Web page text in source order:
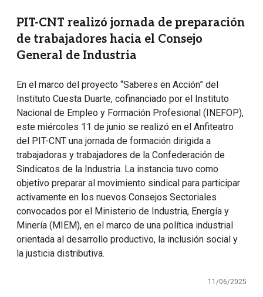
PIT-CNT realizó jornada de preparación
de trabajadores hacia el Consejo
General de Industria
En el marco del proyecto “Saberes en Acción” del
Instituto Cuesta Duarte, cofinanciado por el Instituto
Nacional de Empleo y Formación Profesional (INEFOP),
este miércoles 11 de junio se realizó en el Anfiteatro
del PIT-CNT una jornada de formación dirigida a
trabajadoras y trabajadores de la Confederación de
Sindicatos de la Industria. La instancia tuvo como
objetivo preparar al movimiento sindical para participar
activamente en los nuevos Consejos Sectoriales
convocados por el Ministerio de Industria, Energía y
Minería (MIEM), en el marco de una política industrial
orientada al desarrollo productivo, la inclusión social y
la justicia distributiva.
11/06/2025